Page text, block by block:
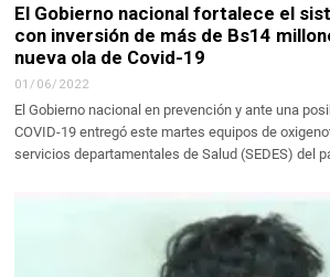
El Gobierno nacional fortalece el
con inversión de más de Bs14
nueva ola de Covid-19
01/06/2022
El Gobierno nacional en prevención y ante una
COVID-19 entregó este martes equipos de
servicios departamentales de Salud (SEDES) del